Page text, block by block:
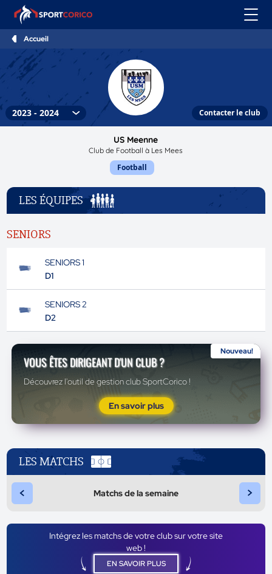
Accueil
Contacter le club
US Meenne
Club de Football à Les Mees
Football
LES ÉQUIPES
SENIORS
SENIORS 1
D1
SENIORS 2
D2
Nouveau!
VOUS ÊTES DIRIGEANT D'UN CLUB ?
Découvrez l'outil de gestion club SportCorico !
En savoir plus
LES MATCHS
< Matchs de la semaine >
Intégrez les matchs de votre club sur votre site
web !
EN SAVOIR PLUS